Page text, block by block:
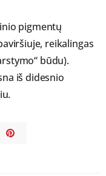
pigmentų
reikalingas
būdu).
iš didesnio